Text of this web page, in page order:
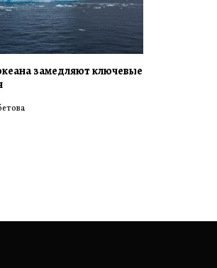
замедляют ключевые